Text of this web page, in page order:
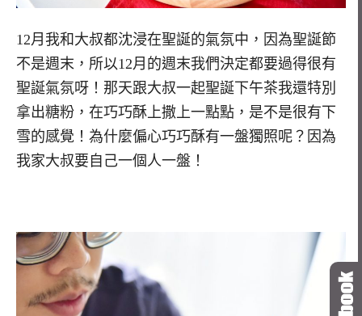
12月我和大叔都沈浸在聖誕的氣氛中，因為聖誕節
不是週末，所以12月的週末我們決定都要過得很有
聖誕氣氛呀！那天跟大叔一起聖誕下午茶我還特別
拿出糖粉，在巧巧酥上撒上一點點，是不是很有下
雪的感覺！為什麼偏心巧巧酥有一盤獨照呢？因為
我家大叔要自己一個人一盤！